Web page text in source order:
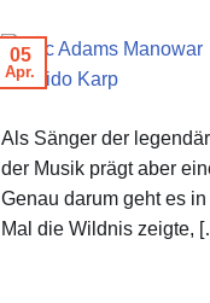
© Guido Karp
05
Apr.
Als Sänger der
der Musik prägt aber
Genau darum geht es
Mal die Wildnis zeigte,